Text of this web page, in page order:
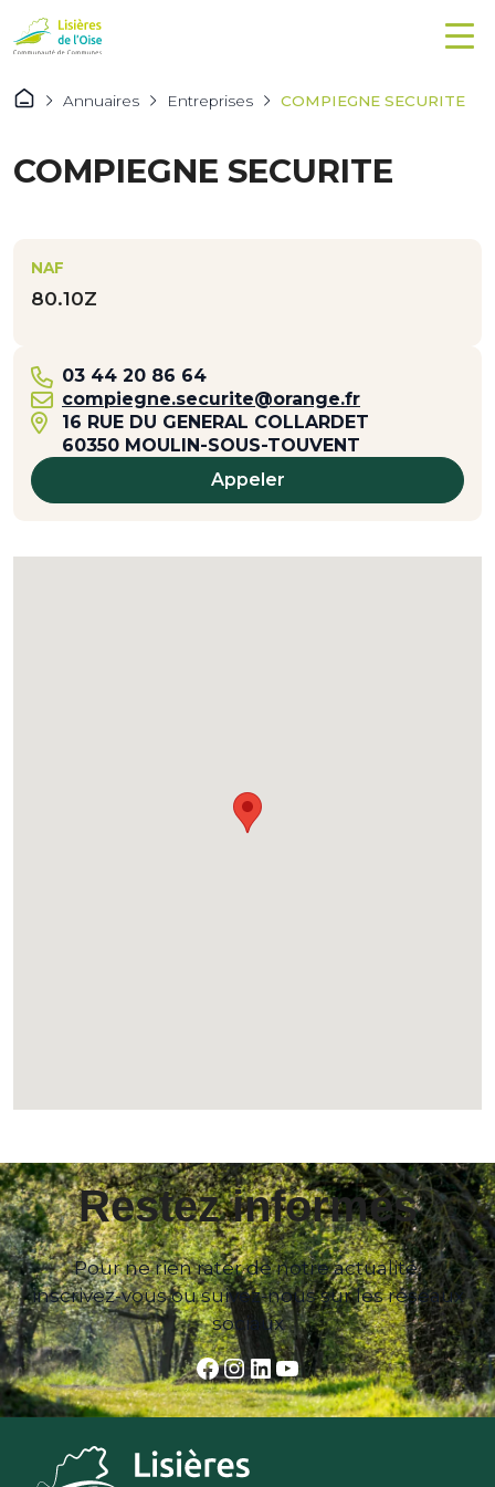
Annuaires Entreprises COMPIEGNE SECURITE
COMPIEGNE SECURITE
NAF
80.10Z
03 44 20 86 64
compiegne.securite@orange.fr
16 RUE DU GENERAL COLLARDET
60350 MOULIN-SOUS-TOUVENT
Appeler
Restez informés
Pour ne rien rater de notre actualité,
inscrivez-vous ou suivez-nous sur les réseaux
sociaux
Facebook
Instagram
LinkedIn
YouTube